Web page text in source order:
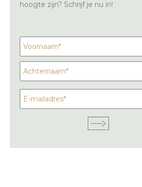
hoogte zijn? Schrijf je nu in!